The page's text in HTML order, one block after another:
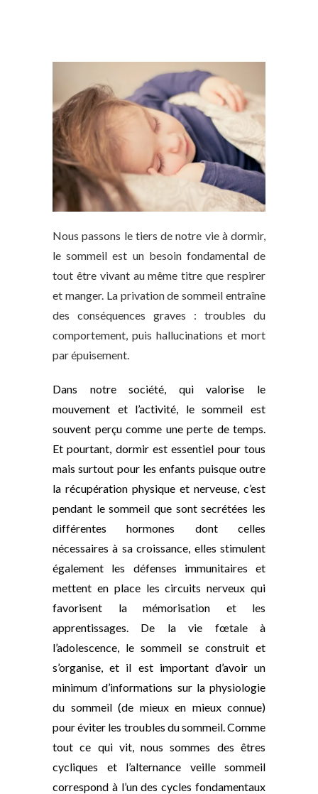
Nous passons le tiers de notre vie à dormir,
le sommeil est un besoin fondamental de
tout être vivant au même titre que respirer
et manger. La privation de sommeil entraîne
des conséquences graves : troubles du
comportement, puis hallucinations et mort
par épuisement.
Dans notre société, qui valorise le
mouvement et l’activité, le sommeil est
souvent perçu comme une perte de temps.
Et pourtant, dormir est essentiel pour tous
mais surtout pour les enfants puisque outre
la récupération physique et nerveuse, c’est
pendant le sommeil que sont secrétées les
différentes hormones dont celles
nécessaires à sa croissance, elles stimulent
également les défenses immunitaires et
mettent en place les circuits nerveux qui
favorisent la mémorisation et les
apprentissages. De la vie fœtale à
l’adolescence, le sommeil se construit et
s’organise, et il est important d’avoir un
minimum d’informations sur la physiologie
du sommeil (de mieux en mieux connue)
pour éviter les troubles du sommeil. Comme
tout ce qui vit, nous sommes des êtres
cycliques et l’alternance veille sommeil
correspond à l’un des cycles fondamentaux